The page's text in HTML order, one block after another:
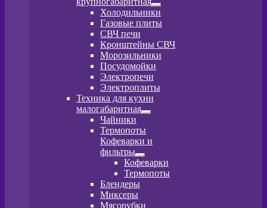
Развернутое
вложенное
меню
Холодильники
Газовые плиты
СВЧ печи
Кронштейны СВЧ
Морозильники
Посудомойки
Электропечи
Электроплиты
Техника для кухни
малогабаритная
Развернутое
меню
Чайники
Термопоты
Кофеварки и
фильтры
Развернутое
вложенное
меню
Кофеварки
Термопоты
Блендеры
Миксеры
Мясорубки